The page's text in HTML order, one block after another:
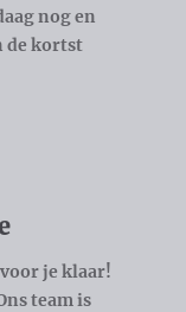
nog en
de kortst
je klaar!
team is